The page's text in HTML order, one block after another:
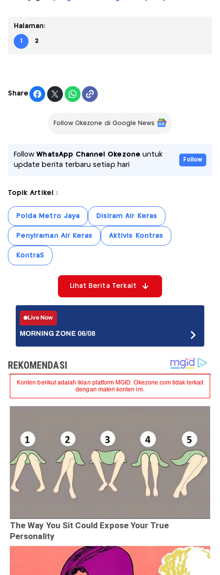
Halaman:
1 2
Share
Follow Okezone di Google News
FollowWhatsApp Channel Okezone untuk
update berita terbaru setiap hari
Follow
Topik Artikel :
Polda Metro Jaya Disiram Air Keras
Penyiraman Air Keras Aktivis Kontras
KontraS
Lihat Berita Terkait
Live Now
MORNING ZONE 06/08